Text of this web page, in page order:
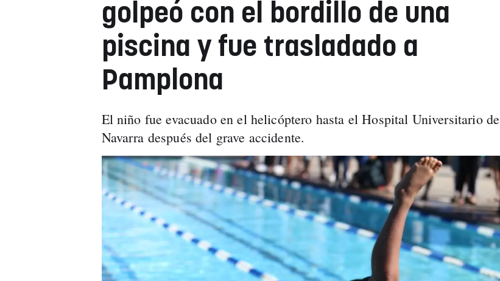
golpeó con el bordillo de una
piscina y fue trasladado a
Pamplona
El niño fue evacuado en el helicóptero hasta el Hospital Universitario de
Navarra después del grave accidente.